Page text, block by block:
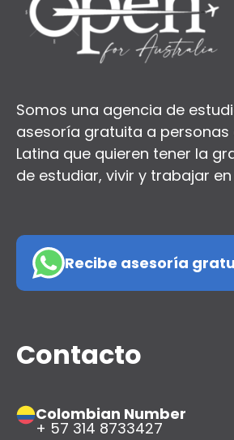
Somos una agencia de
asesoría gratuita a personas
Latina que quieren tener la
de estudiar, vivir y trabajar
Recibe asesoría
Contacto
Colombian Number
+ 57 314 8733427